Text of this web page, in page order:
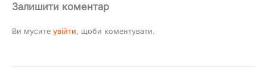
Залишити коментар
Ви мусите увійти, щоби коментувати.